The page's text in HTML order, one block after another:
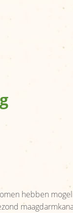
hebben